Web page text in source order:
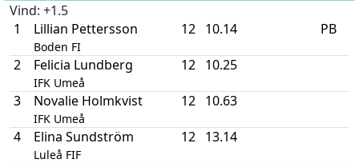
Vind: +1.5
1
Lillian Pettersson
Boden FI
12 10.14 PB
2 Felicia Lundberg
IFK Umeå
12 10.25
3 Novalie Holmkvist
IFK Umeå
12 10.63
4 Elina Sundström
Luleå FIF
12 13.14